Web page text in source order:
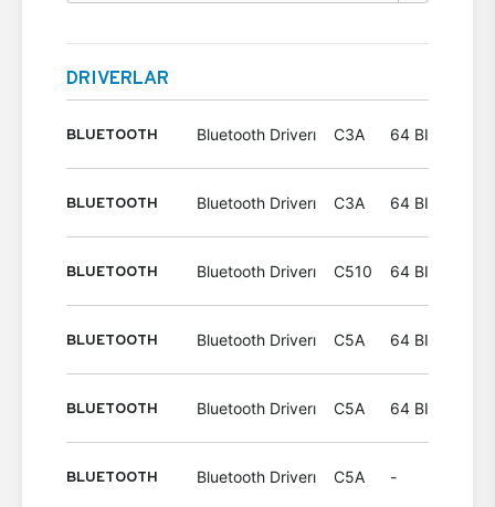
DRIVERLAR
BLUETOOTH Bluetooth Driverı C3A 64 BIT
BLUETOOTH Bluetooth Driverı C3A 64 BIT
BLUETOOTH Bluetooth Driverı C510 64 BIT
BLUETOOTH Bluetooth Driverı C5A 64 BIT
BLUETOOTH Bluetooth Driverı C5A 64 BIT
BLUETOOTH Bluetooth Driverı C5A -